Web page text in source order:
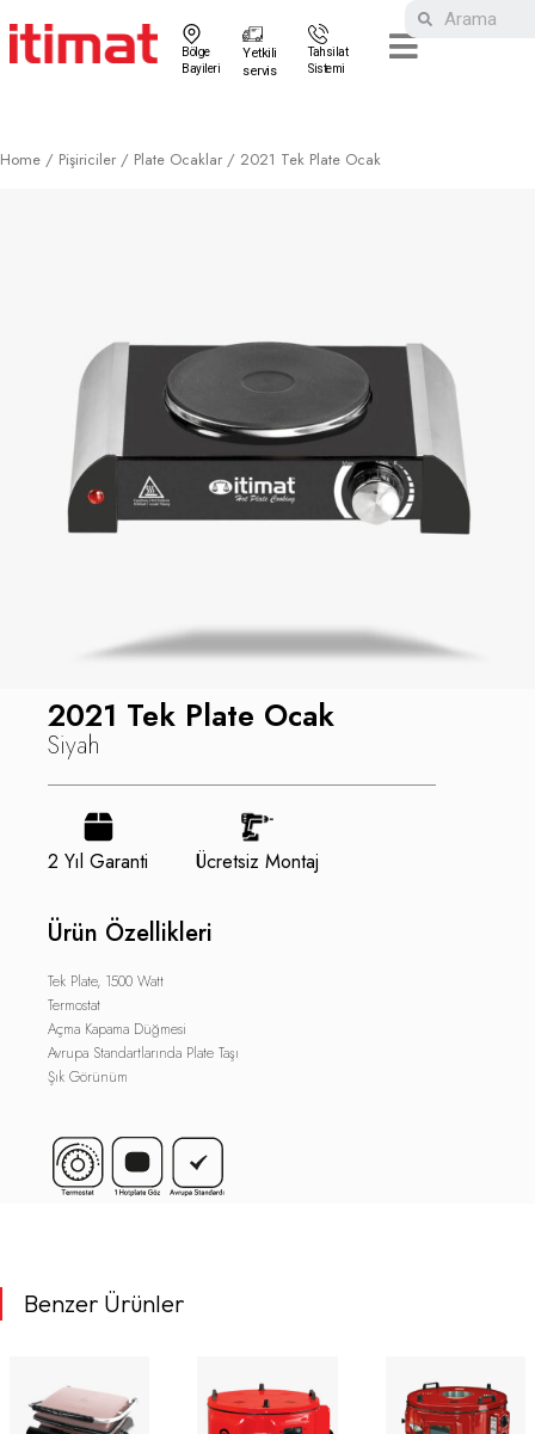
Bölge
Bayileri
Yetkili
servis
Tahsilat
Sistemi
Home / Pişiriciler / Plate Ocaklar / 2021 Tek Plate Ocak
2021 Tek Plate Ocak
Siyah
2 Yıl Garanti Ücretsiz Montaj
Ürün Özellikleri
Tek Plate, 1500 Watt
Termostat
Açma Kapama Düğmesi
Avrupa Standartlarında Plate Taşı
Şık Görünüm
Benzer Ürünler